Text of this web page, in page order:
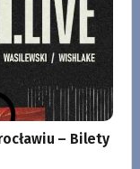
– Bilety